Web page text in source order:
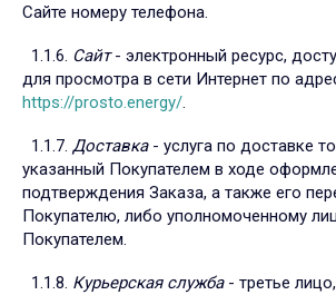
Сайте номеру телефона.
1.1.6. Сайт - электронный ресурс,
для просмотра в сети Интернет по
https://prosto.energy/.
1.1.7. Доставка - услуга по доставке
указанный Покупателем в ходе
подтверждения Заказа, а также его
Покупателю, либо уполномоченному
Покупателем.
1.1.8. Курьерская служба - третье